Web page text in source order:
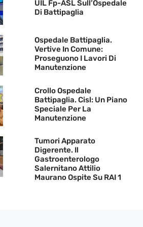
UIL Fp-ASL Sull’Ospedale
Di Battipaglia
Ospedale Battipaglia.
Vertive In Comune:
Proseguono I Lavori Di
Manutenzione
Crollo Ospedale
Battipaglia. Cisl: Un Piano
Speciale Per La
Manutenzione
Tumori Apparato
Digerente. Il
Gastroenterologo
Salernitano Attilio
Maurano Ospite Su RAI 1